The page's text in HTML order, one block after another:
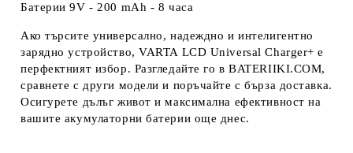
Батерии 9V - 200 mAh - 8 часа
Ако търсите универсално, надеждно и интелигентно
зарядно устройство,VARTA LCD Universal Charger+ е
перфектният избор. Разгледайте го вBATERIIKI.COM,
сравнете с други модели и поръчайте с бърза доставка.
Осигурете дълъг живот и максимална ефективност на
вашите акумулаторни батерии още днес.